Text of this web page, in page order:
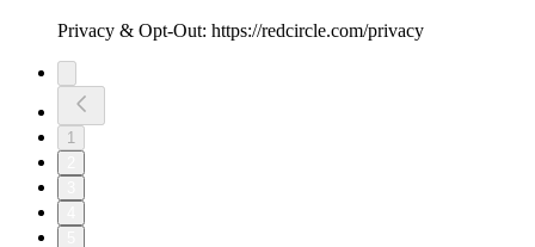
Privacy & Opt-Out: https://redcircle.com/privacy
1